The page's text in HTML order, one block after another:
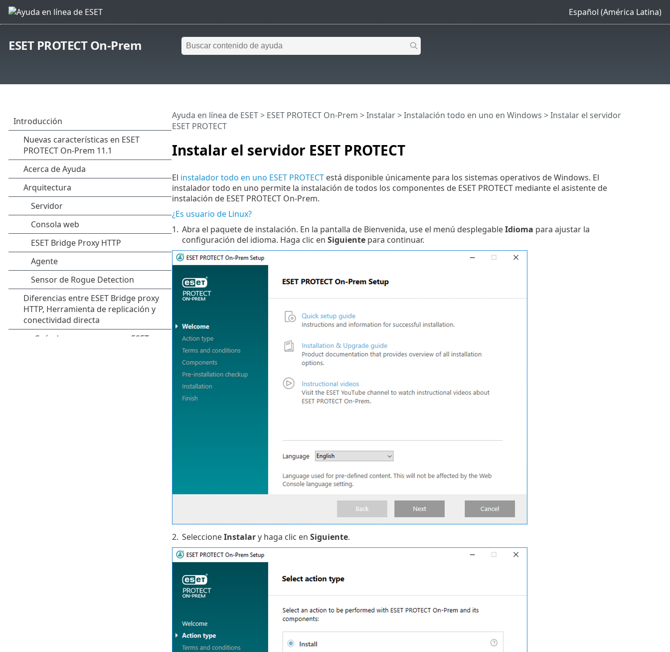
Español (América Latina)
ESET PROTECT On-Prem
Instalar el servidor ESET PROTECT
Ayuda en línea de ESET> ESET PROTECT On-Prem >Instalar>Instalación todo en uno en Windows > Instalar el servidor
ESET PROTECT
El instalador todo en uno ESET PROTECTestá disponible únicamente para los sistemas operativos de Windows. El
instalador todo en uno permite la instalación de todos los componentes de ESET PROTECT mediante el asistente de
instalación de ESET PROTECT On-Prem.
¿Es usuario de Linux?
1. Abra el paquete de instalación. En la pantalla de Bienvenida, use el menú desplegableIdioma para ajustar la
configuración del idioma. Haga clic en Siguientepara continuar.
2. SeleccioneInstalary haga clic en Siguiente.